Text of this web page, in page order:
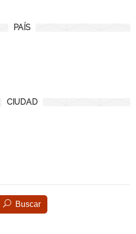
PAÍS
CIUDAD
Buscar